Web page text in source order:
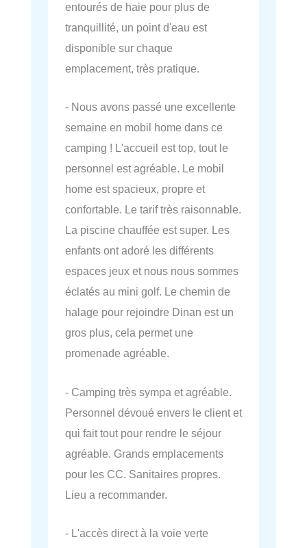
entourés de haie pour plus de
tranquillité, un point d'eau est
disponible sur chaque
emplacement, très pratique.
- Nous avons passé une excellente
semaine en mobil home dans ce
camping ! L'accueil est top, tout le
personnel est agréable. Le mobil
home est spacieux, propre et
confortable. Le tarif très raisonnable.
La piscine chauffée est super. Les
enfants ont adoré les différents
espaces jeux et nous nous sommes
éclatés au mini golf. Le chemin de
halage pour rejoindre Dinan est un
gros plus, cela permet une
promenade agréable.
- Camping très sympa et agréable.
Personnel dévoué envers le client et
qui fait tout pour rendre le séjour
agréable. Grands emplacements
pour les CC. Sanitaires propres.
Lieu a recommander.
- L'accès direct à la voie verte